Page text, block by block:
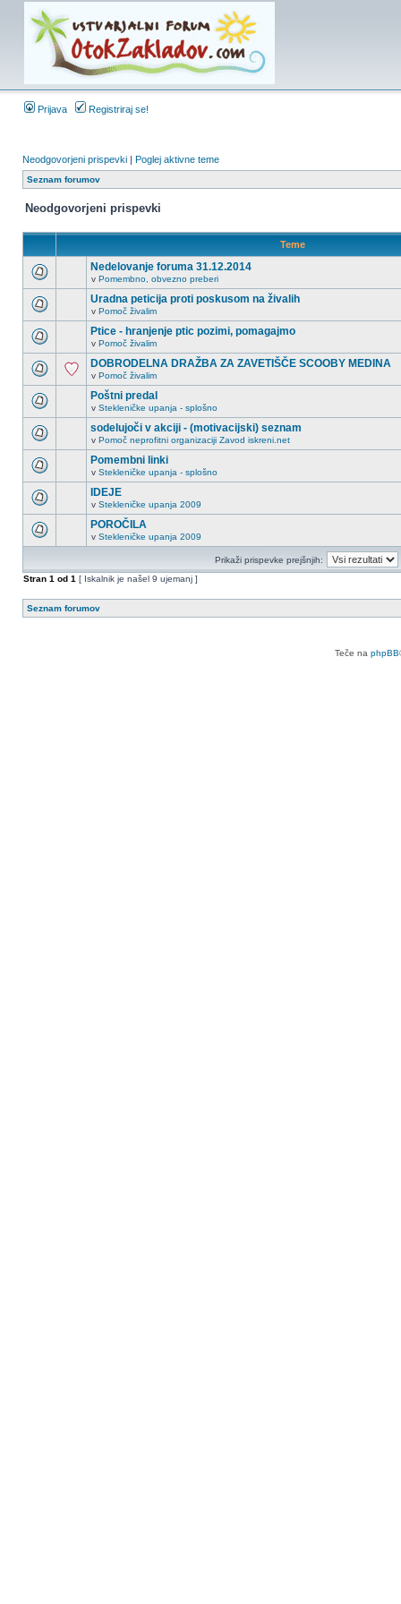
Prijava Registriraj se!
Neodgovorjeni prispevki | Poglej aktivne teme
Seznam forumov
Neodgovorjeni prispevki
Teme
Nedelovanje foruma 31.12.2014
v Pomembno, obvezno preberi
Uradna peticija proti poskusom na živalih
v Pomoč živalim
Ptice - hranjenje ptic pozimi, pomagajmo
v Pomoč živalim
DOBRODELNA DRAŽBA ZA ZAVETIŠČE SCOOBY MEDINA
v Pomoč živalim
Poštni predal
v Stekleničke upanja - splošno
sodelujoči v akciji - (motivacijski) seznam
v Pomoč neprofitni organizaciji Zavod iskreni.net
Pomembni linki
v Stekleničke upanja - splošno
IDEJE
v Stekleničke upanja 2009
POROČILA
v Stekleničke upanja 2009
Prikaži prispevke prejšnjih:
Stran 1 od 1 [ Iskalnik je našel 9 ujemanj ]
Seznam forumov
Teče na phpBB